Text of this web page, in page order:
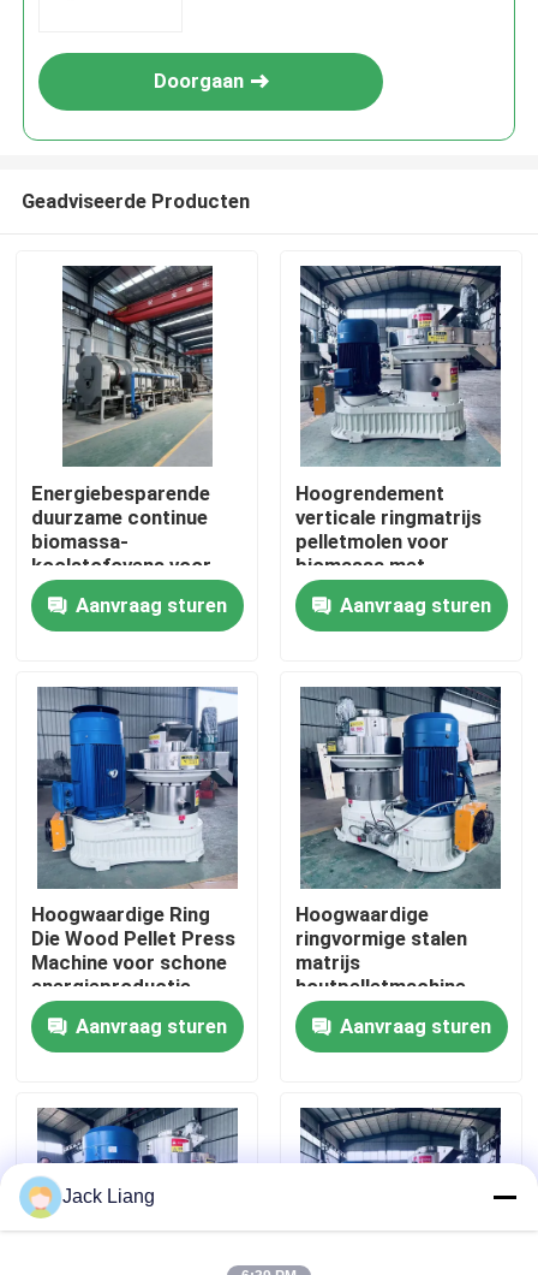
Thuis
VR-show
Over ons
Fabrieksreis
Kwaliteitscontrole
Contacteer ons
Vraag een offerte aan
De Machine van de korrelmolen
Doorgaan
Geadviseerde Producten
Energiebesparende
duurzame continue
biomassa-
koolstofovens voor
landbouw afvalstoffen
Aanvraag sturen
Hoogrendement
verticale ringmatrijs
pelletmolen voor
biomassa met
verticale toevoer en
energiebesparend
ontwerp
Aanvraag sturen
Hoogwaardige Ring
Die Wood Pellet Press
Machine voor schone
energieproductie
Aanvraag sturen
Hoogwaardige
ringvormige stalen
matrijs
houtpelletmachine
met automatische
smering en efficiënte
schuine
Aanvraag sturen
Jack Liang